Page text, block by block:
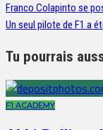
Franco Colapinto se
Un seul pilote de F1 a
Tu pourrais
F1 ACADEMY